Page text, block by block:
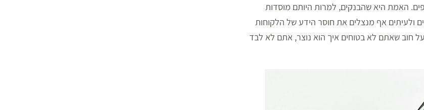
האמת היא שהבנקים, למרות היותם מוסדות
ולעיתים אף מנצלים את חוסר הידע של הלקוחות
חוב שאתם לא בטוחים איך הוא נוצר, אתם לא לבד